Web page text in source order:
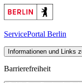
ServicePortal Berlin
Informationen und Links
Barrierefreiheit